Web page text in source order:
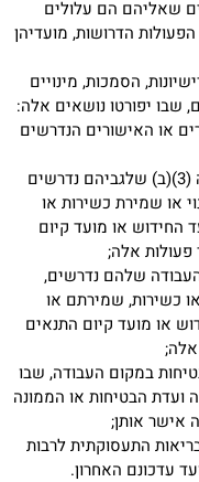
שאליהם הם עלולים
הדרושות, מועדיהן
הסמכות, מינויים
שבו יפורטו נושאים אלה:
או האישורים הנדרשים
(ב) רשימת בעלי התפקידים המנויים בפסקה (3)(ב) שלגביהם נדרשים
או שמירת כשירות או
החידוש או מועד קיום
אלה;
שלהם נדרשים,
כשירות, שמירתם או
או מועד קיום התנאים
במקום העבודה, שבו
ועדת הבטיחות או הממונה
אישר אותן;
התעסוקתית לרבות
עדכונם האחרון.